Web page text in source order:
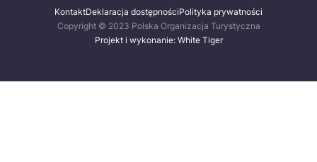
KontaktDeklaracja dostępnościPolityka prywatności
Copyright © 2023 Polska Organizacja Turystyczna
Projekt i wykonanie: White Tiger